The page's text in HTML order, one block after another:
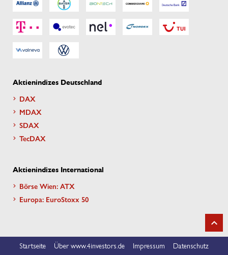
Aktienindizes Deutschland
DAX
MDAX
SDAX
TecDAX
Aktienindizes International
Börse Wien: ATX
Europa: EuroStoxx 50
Startseite Über www.4investors.de Impressum Datenschutz